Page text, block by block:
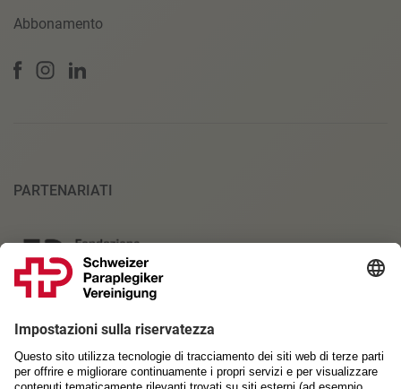
Abbonamento
PARTENARIATI